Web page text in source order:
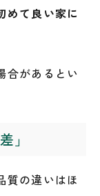
めて良い家に
合があるとい
」
質の違いはほ